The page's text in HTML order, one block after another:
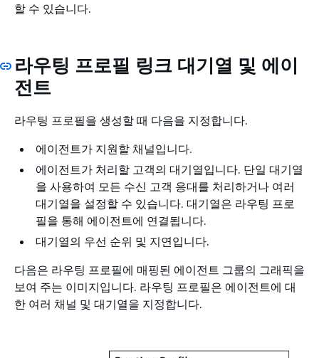
할 수 있습니다.
라우팅 프로필 링크 대기열 및 에이
전트
라우팅 프로필을 생성할 때 다음을 지정합니다.
에이전트가 지원할 채널입니다.
에이전트가 처리할 고객의 대기열입니다. 단일 대기열
을 사용하여 모든 수신 고객 응대를 처리하거나 여러
대기열을 설정할 수 있습니다. 대기열은 라우팅 프로
필을 통해 에이전트에 연결됩니다.
대기열의 우선 순위 및 지연입니다.
다음은 라우팅 프로필에 매핑된 에이전트 그룹의 그래픽을
보여 주는 이미지입니다. 라우팅 프로필은 에이전트에 대
한 여러 채널 및 대기열을 지정합니다.